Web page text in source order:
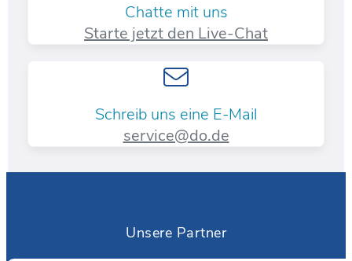
Chatte mit uns
Starte jetzt den Live-Chat
Schreib uns eine E-Mail
service@do.de
Unsere Partner